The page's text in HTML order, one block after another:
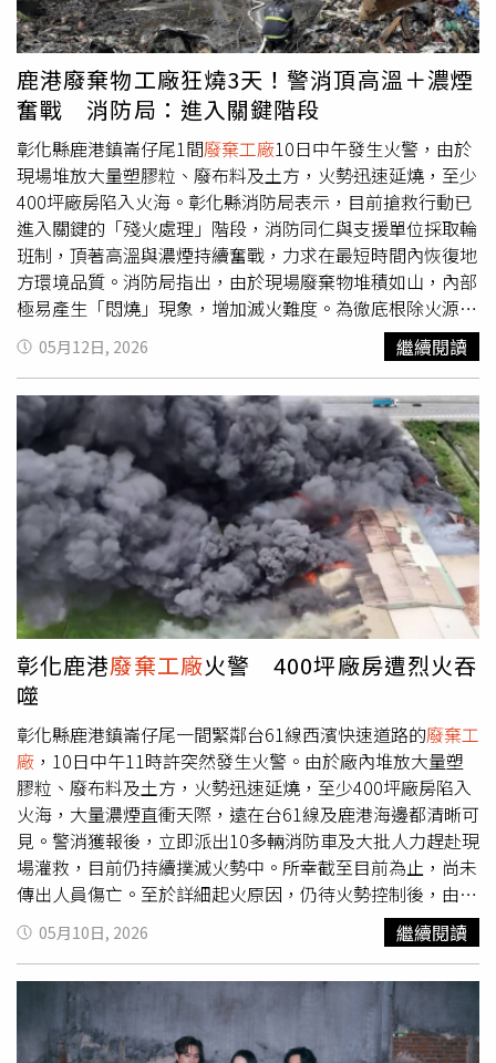
在細菌作用下發酵，只要風吹向小鎮，濃烈腐臭味便瀰漫整
個社區，嚴重影響居民生活品質。擔任志工鎮長的史蒂夫萊
恩（Steve Ryan）表示，那股味道根本難以形容，「就像你
一生聞過最臭的腐爛魚味，再放大100倍。」他說，居民多
年來持續向政府爭取協助，希望徹底清除這處污染源，如今
終於看到工程展開，內心既欣慰又感慨。工作人員展開大型
清理作業，盼徹底移除發酵魚露，終結小鎮長達20多年的臭
味夢魘。萊恩透露，這場清理行動是小鎮多年來不斷向省政
府爭取經費的成果，但聯邦政府始終沒有提供任何補助，讓
他忍不住抱怨：「每敲開一扇門，都被拒於門外，大家好像
早已把我們遺忘了。」他坦言，自己1990年高中畢業後曾
短暫在這間工廠工作，看著昔日工廠變成污染源，更讓人百
感交集。根據規畫，未來幾個月，工作人員將先把110座儲
槽內殘留的發酵魚露抽出，再與泥炭蘚（peat moss）混
合，利用泥炭吸附液體，之後由大型真空吸槽車運往一座耗
時3週挖掘、底部鋪設高密度聚乙烯（HDPE）防滲層的掩
埋坑，最後再覆蓋表土完成封存。負責工程的Sharp
Management公司負責人葛倫夏普（Glenn Sharp）表示，
這是他從業以來少見的特殊工程，這批魚露屬於「特殊廢棄
物」，不符合任何現有標準分類，因此整個清理流程都必須
重新規畫設計，幾乎沒有可直接套用的案例。萊恩表示，整
項工程總經費約170萬加元（約新台幣3650萬元），其中小
鎮須先籌措19.8萬加元（約新台幣425萬元）配合款，雖然
未來可望獲得返還，但對人口只有300人的小鎮而言，仍是
一筆相當沉重的負擔。他希望，等工程全部完成後，居民終
於能擺脫困擾20多年的惡臭，也希望外界未來提起聖瑪麗鎮
時，不再只想到那股令人作嘔的魚臭味，而是記住它原本優
美的海岸風光。談起這一路走來的歷程，萊恩感慨表示，小
鎮多年來幾乎只能靠自己，始終沒有放棄爭取改善環境，
「我們一直努力、一直奮戰，因為我們知道，自己堅持的是
正確的事。」
鹿港廢棄物工廠狂燒3天！警消頂高溫＋濃煙
奮戰 消防局：進入關鍵階段
彰化縣鹿港鎮崙仔尾1間廢棄工廠10日中午發生火警，由於
現場堆放大量塑膠粒、廢布料及土方，火勢迅速延燒，至少
400坪廠房陷入火海。彰化縣消防局表示，目前搶救行動已
進入關鍵的「殘火處理」階段，消防同仁與支援單位採取輪
班制，頂著高溫與濃煙持續奮戰，力求在最短時間內恢復地
方環境品質。消防局指出，由於現場廢棄物堆積如山，內部
極易產生「悶燒」現象，增加滅火難度。為徹底根除火源並
避免復燃，現場指揮官已派遣重型機具將廢棄物逐一翻開，
由消防弟兄配合水線及「救災機器人」進行深度灌救。消防
局強調，每一寸土地與雜物都必須確保降溫至安全值後，方
能宣告完全熄滅。鹿港廢棄物工廠火警，消防隊全力奮戰守
護空氣品質。（圖／彰化縣消防局）面對近3天的救災抗
戰，消防人員深知下風處鄉親因風向關係，近期深受空氣品
質影響，對此感同身受。儘管消防人員在烈日、廢氣與疲憊
的雙重壓力下作業，但保護鄉親健康的決心從未動搖，目前
正全力與時間賽跑，環保局已加強監測及應變作為，期盼儘
早還給鹿港清新的空氣。消防局呼籲位於下風處的鄉親緊閉
門窗，減少戶外濃煙進入室內，如需外出請佩戴口罩，務必
做好個人防護，並避免在戶外進行劇烈體育活動。
05月12日, 2026 繼續閱讀
彰化鹿港廢棄工廠火警 400坪廠房遭烈火吞
噬
彰化縣鹿港鎮崙仔尾一間緊鄰台61線西濱快速道路的廢棄工
廠 ，10日中午11時許突然發生火警。由於廠內堆放大量塑
膠粒、廢布料及土方，火勢迅速延燒，至少400坪廠房陷入
火海，大量濃煙直衝天際，遠在台61線及鹿港海邊都清晰可
見。警消獲報後，立即派出10多輛消防車及大批人力趕赴現
場灌救，目前仍持續撲滅火勢中。所幸截至目前為止，尚未
傳出人員傷亡。至於詳細起火原因，仍待火勢控制後，由火
調人員進一步調查釐清。
05月10日, 2026 繼續閱讀